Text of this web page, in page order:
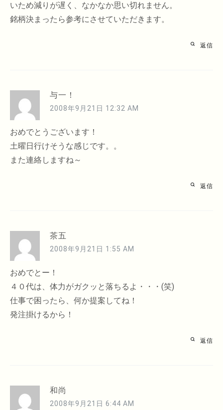
いため減りが遅く、なかなか思い切れません。
銘柄決まったら参考にさせていただきます。
返信
与一！
2008年9月21日 12:32 AM
おめでとうございます！
土曜日行けそうな感じです。。
また連絡しますね～
返信
茶五
2008年9月21日 1:55 AM
おめでとー！
４０代は、体力がガクッと落ちるよ・・・(笑)
仕事で困ったら、何か提案してね！
発注掛けるから！
返信
和尚
2008年9月21日 6:44 AM